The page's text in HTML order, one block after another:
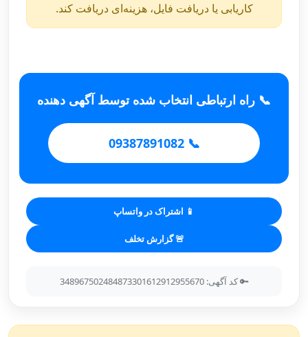
کاریابی یا دریافت فایل، هزینه‌ای دریافت کند.
📞 راه ارتباطی انتخاب شده توسط آگهی دهنده
📞 09387891082
📱 اشتراک در واتساپ
🚨 گزارش تخلف
🔑 کد آگهی: 348967502484873301612912955670